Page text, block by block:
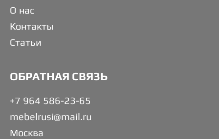
О нас
Контакты
Статьи
ОБРАТНАЯ СВЯЗЬ
+7 964 586-23-65
mebelrusi@mail.ru
Москва